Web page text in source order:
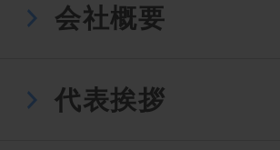
会社概要
代表挨拶